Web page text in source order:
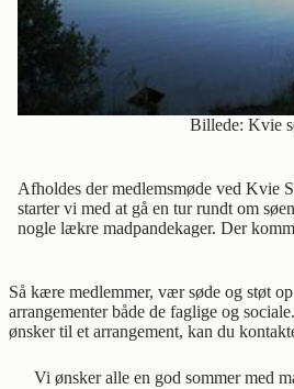
Billede: Kvie
Afholdes der medlemsmøde ved Kvie
starter vi med at gå en tur rundt om
nogle lækre madpandekager. Der
Så kære medlemmer, vær søde og støt
arrangementer både de faglige og
ønsker til et arrangement, kan du
Vi ønsker alle en god sommer med